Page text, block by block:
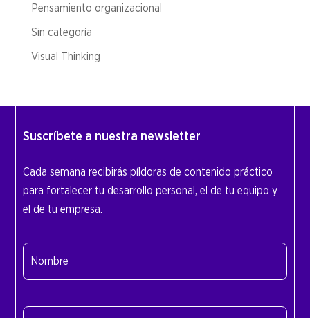
Pensamiento organizacional
Sin categoría
Visual Thinking
Suscríbete a nuestra newsletter
Cada semana recibirás píldoras de contenido práctico
para fortalecer tu desarrollo personal, el de tu equipo y
el de tu empresa.
Nombre
(Obligatorio)
Email